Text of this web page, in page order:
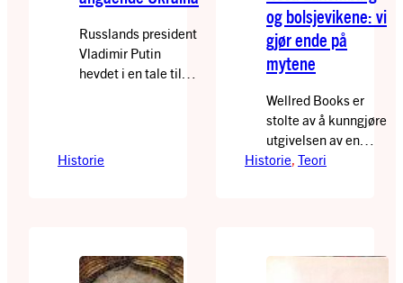
Russlands president
Vladimir Putin
hevdet i en tale til
av Lenin».
Sannheten er at
av tsar-Russland,
Historie
og bolsjevikene: vi
gjør ende på
mytene
Wellred Books er
stolte av å kunngjøre
utgivelsen av en
viktig ny bok av
store revolusjonære
Historie, Teori